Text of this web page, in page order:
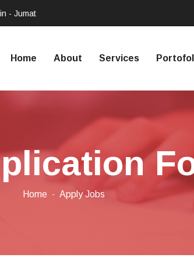
- Jumat
Home About Services
Home Apply Jobs